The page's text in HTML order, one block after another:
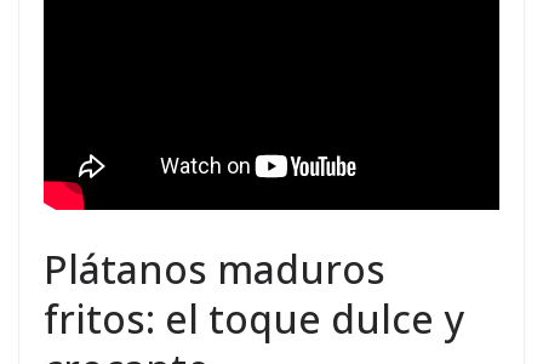
Plátanos maduros
fritos: el toque dulce y